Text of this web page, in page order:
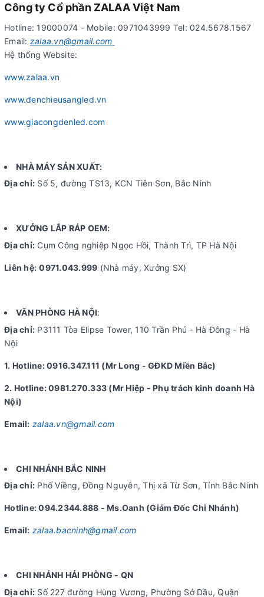
Công ty Cổ phần ZALAA Việt Nam
Hotline: 19000074 - Mobile: 0971043999 Tel: 024.5678.1567
Email: zalaa.vn@gmail.com
Hệ thống Website:
www.zalaa.vn
www.denchieusangled.vn
www.giacongdenled.com
NHÀ MÁY SẢN XUẤT:
Địa chỉ: Số 5, đường TS13, KCN Tiên Sơn, Bắc Ninh
XƯỞNG LẮP RÁP OEM:
Địa chỉ: Cụm Công nghiệp Ngọc Hồi, Thành Trì, TP Hà Nội
Liên hệ: 0971.043.999 (Nhà máy, Xưởng SX)
VĂN PHÒNG HÀ NỘI:
Địa chỉ: P3111 Tòa Elipse Tower, 110 Trần Phú - Hà Đông - Hà
Nội
1. Hotline: 0916.347.111 (Mr Long - GĐKD Miền Bắc)
2. Hotline: 0981.270.333 (Mr Hiệp - Phụ trách kinh doanh Hà
Nội)
Email: zalaa.vn@gmail.com
CHI NHÁNH BẮC NINH
Địa chỉ: Phố Viềng, Đồng Nguyên, Thị xã Từ Sơn, Tỉnh Bắc Ninh
Hotline: 094.2344.888 - Ms.Oanh (Giám Đốc Chi Nhánh)
Email: zalaa.bacninh@gmail.com
CHI NHÁNH HẢI PHÒNG - QN
Địa chỉ: Số 227 đường Hùng Vương, Phường Sở Dầu, Quận